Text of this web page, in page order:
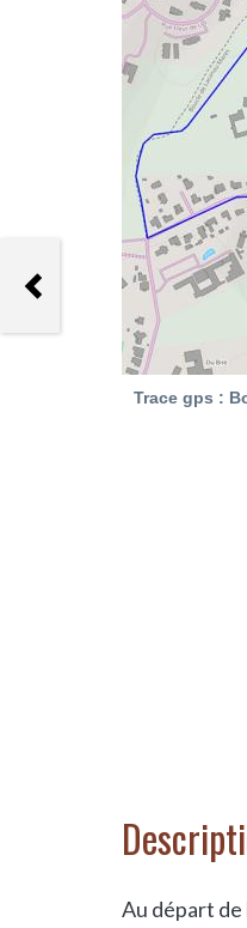
Trace gps
Losjehytta
Trace gps :
Au départ de